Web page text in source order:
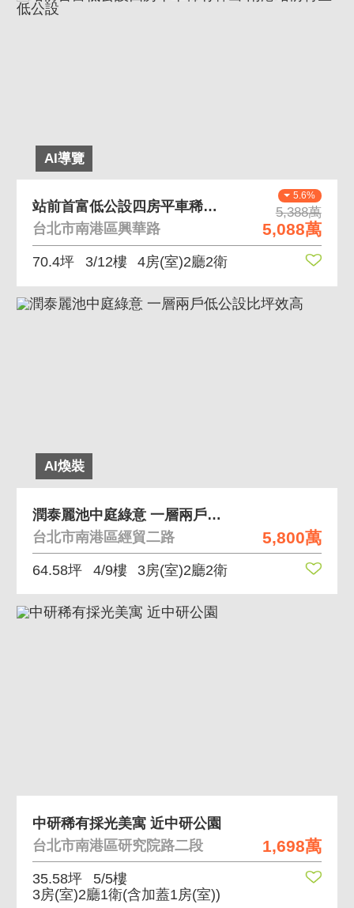
AI導覽
5.6%
5,388萬
5,088萬
站前首富低公設四房平車稀有釋出 南港站前特區低公設
台北市南港區興華路
70.4坪 3/12樓 4房(室)2廳2衛
AI煥裝
5,800萬
潤泰麗池中庭綠意 一層兩戶低公設比坪效高
台北市南港區經貿二路
64.58坪 4/9樓 3房(室)2廳2衛
1,698萬
中研稀有採光美寓 近中研公園
台北市南港區研究院路二段
35.58坪
5/5樓
3房(室)2廳1衛(含加蓋1房(室))